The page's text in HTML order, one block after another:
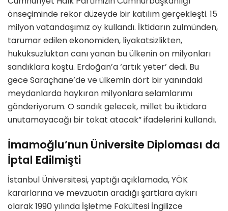
önseçiminde rekor düzeyde bir katılım gerçekleşti. 15
milyon vatandaşımız oy kullandı. İktidarın zulmünden,
tarumar edilen ekonomiden, liyakatsizlikten,
hukuksuzluktan canı yanan bu ülkenin on milyonları
sandıklara koştu. Erdoğan’a ‘artık yeter’ dedi. Bu
gece Saraçhane’de ve ülkemin dört bir yanındaki
meydanlarda haykıran milyonlara selamlarımı
gönderiyorum. O sandık gelecek, millet bu iktidara
unutamayacağı bir tokat atacak” ifadelerini kullandı.
İmamoğlu’nun Üniversite Diploması da
İptal Edilmişti
İstanbul Üniversitesi, yaptığı açıklamada, YÖK
kararlarına ve mevzuatın aradığı şartlara aykırı
olarak 1990 yılında İşletme Fakültesi İngilizce